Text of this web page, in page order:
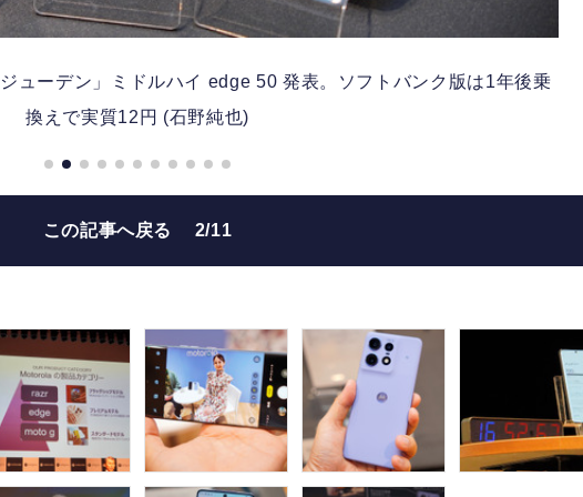
ューデン」ミドルハイ edge 50 発表。ソフトバンク版は1年後乗
換えで実質12円 (石野純也)
この記事へ戻る 2/11